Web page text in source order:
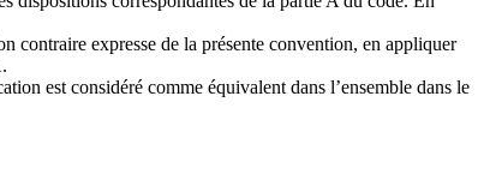
contraire expresse de la présente convention, en appliquer
est considéré comme équivalent dans l’ensemble dans le